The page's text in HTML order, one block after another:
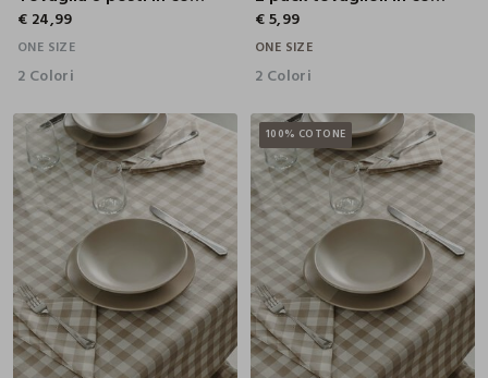
€ 24,99
ONE SIZE
2 Colori
€ 5,99
ONE SIZE
2 Colori
100% COTONE